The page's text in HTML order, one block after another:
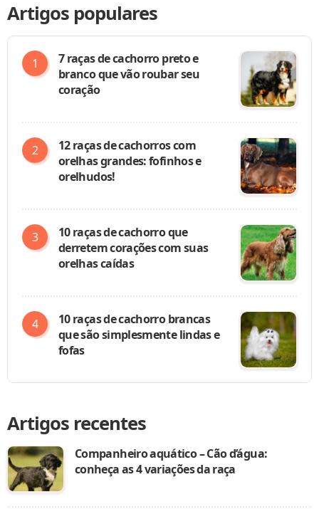
Artigos populares
7 raças de cachorro preto e
branco que vão roubar seu
coração
12 raças de cachorros com
orelhas grandes: fofinhos e
orelhudos!
10 raças de cachorro que
derretem corações com suas
orelhas caídas
10 raças de cachorro brancas
que são simplesmente lindas e
fofas
Artigos recentes
Companheiro aquático – Cão d’água:
conheça as 4 variações da raça